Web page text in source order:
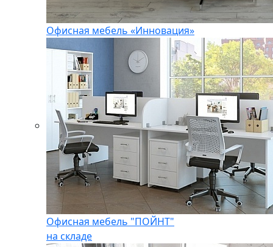
Офисная мебель «Инновация»
Офисная мебель "ПОЙНТ"
на складе